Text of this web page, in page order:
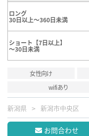
ロング
30日以上～360日未満
ショート【7日以上】
～30日未満
女性向け
wifiあり
新潟県 新潟市中央区
お問合わせ